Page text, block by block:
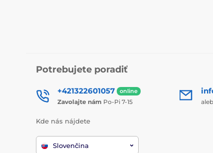
Potrebujete poradiť
+421322601057 online
Zavolajte nám Po-Pi 7-15
Kde nás nájdete
Slovenčina